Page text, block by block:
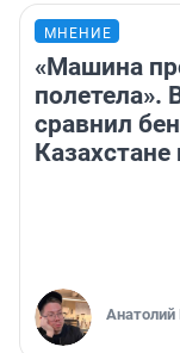
МНЕНИЕ
«Машина
полетела».
сравнил
Казахстане
Анатолий